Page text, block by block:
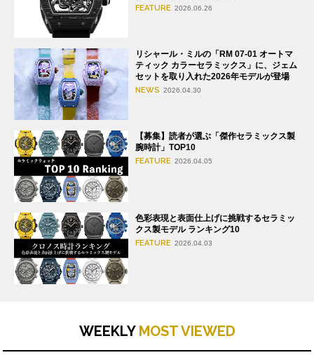
FEATURE 2026.06.26
リシャール・ミルの「RM 07-01 オートマ
ティック カラーセラミックス」に、ジェム
セットを取り入れた2026年モデルが登場
NEWS 2026.04.30
【募集】読者が選ぶ「傑作セラミックス製
腕時計」TOP10
FEATURE 2026.04.05
色彩表現と表面仕上げに挑戦するセラミッ
クス製モデル ランキング10
FEATURE 2026.04.03
WEEKLY MOST VIEWED